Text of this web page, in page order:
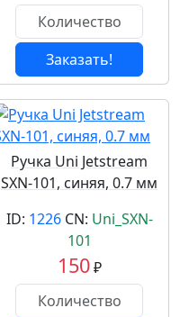
Заказать!
Ручка Uni Jetstream
SXN-101, синяя, 0.7 мм
ID: 1226CN: Uni_SXN-
101
150₽